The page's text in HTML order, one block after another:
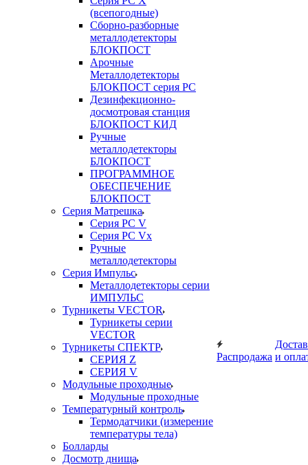
(всепогодные)
Сборно-разборные
металлодетекторы
БЛОКПОСТ
Арочные
Металлодетекторы
БЛОКПОСТ серия РС
Дезинфекционно-
досмотровая станция
БЛОКПОСТ КИД
Ручные
металлодетекторы
БЛОКПОСТ
ПРОГРАММНОЕ
ОБЕСПЕЧЕНИЕ
БЛОКПОСТ
Серия Матрешка
Серия PC V
Серия PC Vx
Ручные
металлодетекторы
Серия Импульс
Металлодетекторы серии
ИМПУЛЬС
Турникеты VECTOR
Турникеты серии
VECTOR
Турникеты СПЕКТР
СЕРИЯ Z
СЕРИЯ V
Модульные проходные
Модульные проходные
Температурный контроль
Термодатчики (измерение
температуры тела)
Болларды
Досмотр днища
Распродажа и